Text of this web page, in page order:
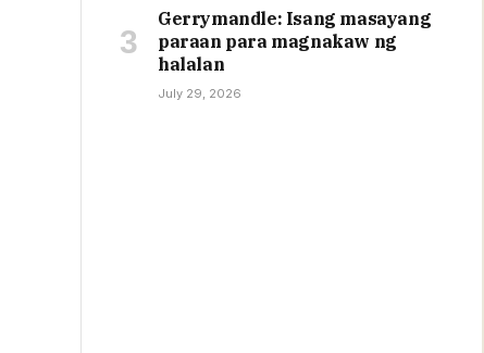
Gerrymandle: Isang masayang
paraan para magnakaw ng
halalan
July 29, 2026